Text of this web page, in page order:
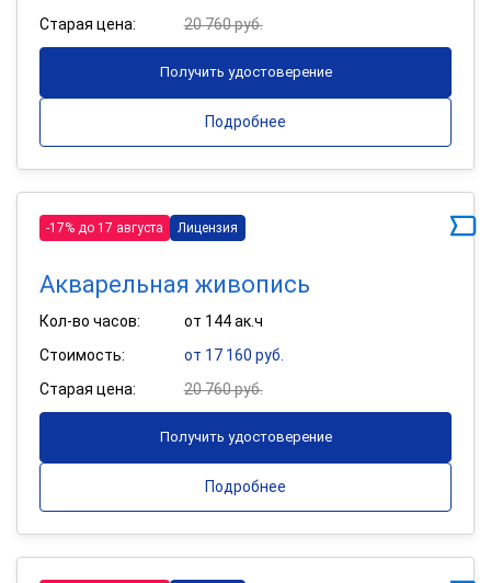
Старая цена:
20 760 руб.
Получить удостоверение
Подробнее
-17% до 17 августа Лицензия
Акварельная живопись
Кол-во часов:
от 144 ак.ч
Стоимость:
от 17 160 руб.
Старая цена:
20 760 руб.
Получить удостоверение
Подробнее